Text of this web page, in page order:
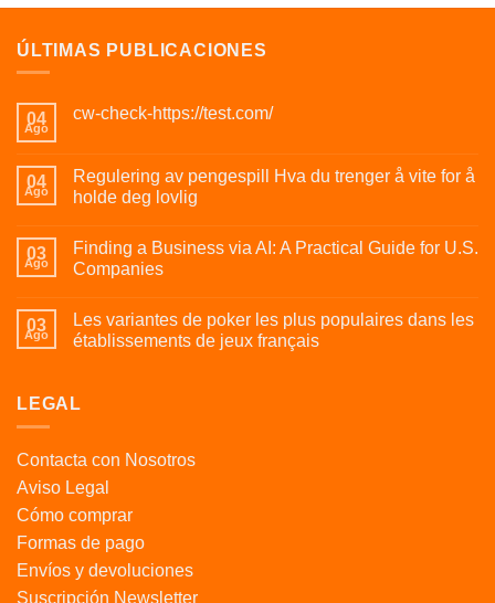
ÚLTIMAS PUBLICACIONES
04
Ago
cw-check-https://test.com/
04
Ago
Regulering av pengespill Hva du trenger å vite for å
holde deg lovlig
03
Ago
Finding a Business via AI: A Practical Guide for U.S.
Companies
03
Ago
Les variantes de poker les plus populaires dans les
établissements de jeux français
LEGAL
Contacta con Nosotros
Aviso Legal
Cómo comprar
Formas de pago
Envíos y devoluciones
Suscripción Newsletter